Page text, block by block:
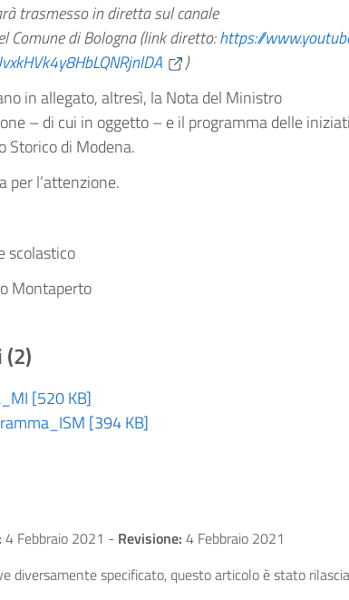
trasmesso in diretta sul canale
Comune di Bologna (link diretto:https://
)
in allegato, altresì, la Nota del Ministro
– di cui in oggetto – e il programma delle
Storico di Modena.
per l’attenzione.
scolastico
Montaperto
[520 KB]
[394 KB]
4 Febbraio 2021 - Revisione: 4 Febbraio 2021
diversamente specificato, questo articolo è stato